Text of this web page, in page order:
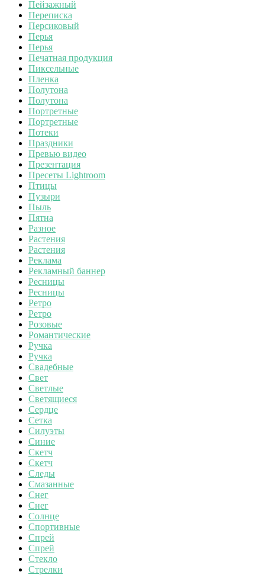
Пейзажный
Переписка
Персиковый
Перья
Перья
Печатная продукция
Пиксельные
Пленка
Полутона
Полутона
Портретные
Портретные
Потеки
Праздники
Превью видео
Презентация
Пресеты Lightroom
Птицы
Пузыри
Пыль
Пятна
Разное
Растения
Растения
Реклама
Рекламный баннер
Ресницы
Ресницы
Ретро
Ретро
Розовые
Романтические
Ручка
Ручка
Свадебные
Свет
Светлые
Светящиеся
Сердце
Сетка
Силуэты
Синие
Скетч
Скетч
Следы
Смазанные
Снег
Снег
Солнце
Спортивные
Спрей
Спрей
Стекло
Стрелки